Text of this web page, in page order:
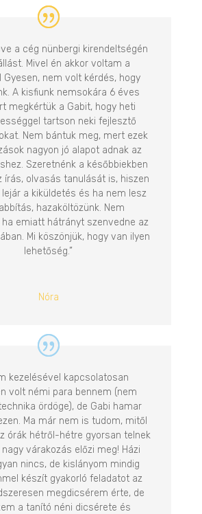
a cég nünbergi kirendeltségén
Mivel én akkor voltam a
Gyesen, nem volt kérdés, hogy
A kisfiunk nemsokára 6 éves
megkértük a Gabit, hogy heti
tartson neki fejlesztő
Nem bántuk meg, mert ezek
nagyon jó alapot adnak az
Szeretnénk a későbbiekben
írás, olvasás tanulását is, hiszen
a kiküldetés és ha nem lesz
hazaköltözünk. Nem
ha emiatt hátrányt szenvedne az
Mi köszönjük, hogy van ilyen
lehetőség.”
Nóra
kezelésével kapcsolatosan
volt némi para bennem (nem
ördöge), de Gabi hamar
Ma már nem is tudom, mitől
órák hétről-hétre gyorsan telnek
várakozás előzi meg! Házi
nincs, de kislányom mindig
készít gyakorló feladatot az
megdicsérem érte, de
a tanító néni dicsérete és